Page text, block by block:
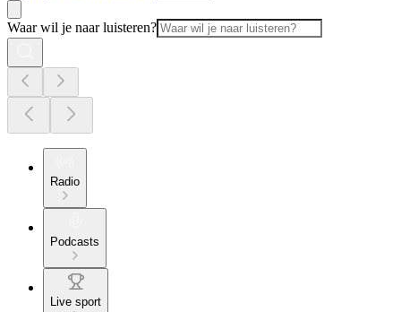
Waar wil je naar luisteren?
Radio
Podcasts
Live sport